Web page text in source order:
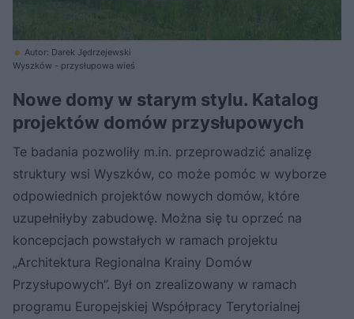
Autor: Darek Jędrzejewski
Wyszków - przysłupowa wieś
Nowe domy w starym stylu. Katalog
projektów domów przysłupowych
Te badania pozwoliły m.in. przeprowadzić analizę
struktury wsi Wyszków, co może pomóc w wyborze
odpowiednich projektów nowych domów, które
uzupełniłyby zabudowę. Można się tu oprzeć na
koncepcjach powstałych w ramach projektu
„Architektura Regionalna Krainy Domów
Przysłupowych”. Był on zrealizowany w ramach
programu Europejskiej Współpracy Terytorialnej